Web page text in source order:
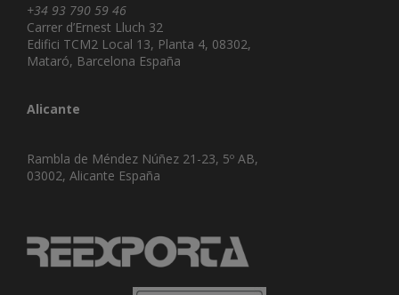
+34 93 790 59 46
Carrer d’Ernest Lluch 32
Edifici TCM2 Local 13, Planta 4, 08302,
Mataró, Barcelona España
Alicante
Rambla de Méndez Núñez 21-23, 5º AB,
03002, Alicante España